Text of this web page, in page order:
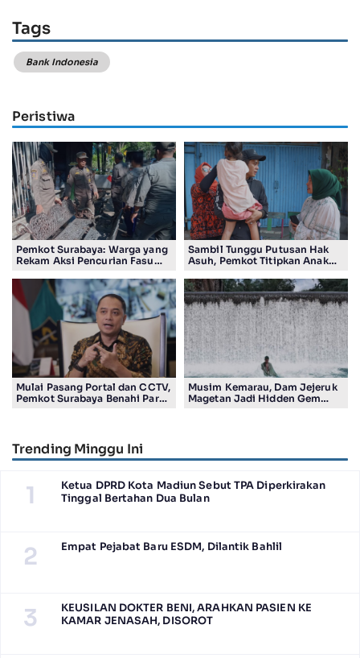
Tags
Bank Indonesia
Peristiwa
Pemkot Surabaya: Warga yang
Rekam Aksi Pencurian Fasum
Ribu
Sambil Tunggu Putusan Hak
Asuh, Pemkot Titipkan Anak
Aman Kota Surabaya
Mulai Pasang Portal dan CCTV,
Pemkot Surabaya Benahi Parkir
Musim Kemarau, Dam Jejeruk
Magetan Jadi Hidden Gem
Trending Minggu Ini
1
Ketua DPRD Kota Madiun Sebut TPA Diperkirakan
Tinggal Bertahan Dua Bulan
2 Empat Pejabat Baru ESDM, Dilantik Bahlil
3
KEUSILAN DOKTER BENI, ARAHKAN PASIEN KE
KAMAR JENASAH, DISOROT